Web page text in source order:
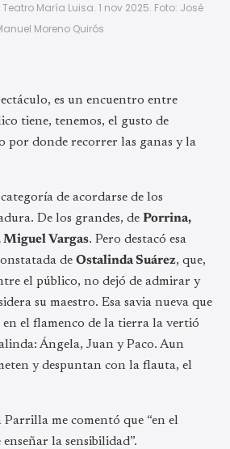
María Luisa. 1 nov 2025. Foto: José
Moreno Quirós
es un encuentro entre
tiene, tenemos, el gusto de
por donde recorrer las ganas y la
de acordarse de los
De los grandes, de Porrina,
Miguel Vargas. Pero destacó esa
de Ostalinda Suárez, que,
el público, no dejó de admirar y
su maestro. Esa savia nueva que
el flamenco de la tierra la vertió
Ángela, Juan y Paco. Aun
y despuntan con la flauta, el
me comentó que “en el
la sensibilidad”.